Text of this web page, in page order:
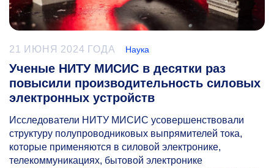
21 ИЮНЯ 2024 ГОДА Наука
Ученые НИТУ МИСИС в десятки раз
повысили производительность силовых
электронных устройств
Исследователи НИТУ МИСИС усовершенствовали
структуру полупроводниковых выпрямителей тока,
которые применяются в силовой электронике,
телекоммуникациях, бытовой электронике